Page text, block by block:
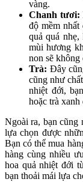
vàng.
Chanh tươi:
độ mềm
quả quá
mùi hương
non sẽ không
Trà: Đây
cũng như
nhiệt đới,
hoặc trà
Ngoài ra, bạn cũng
lựa chọn được
Bạn có thể mua
hàng cùng nhiều
hoa quả nhiệt đới
bạn thoải mái lựa